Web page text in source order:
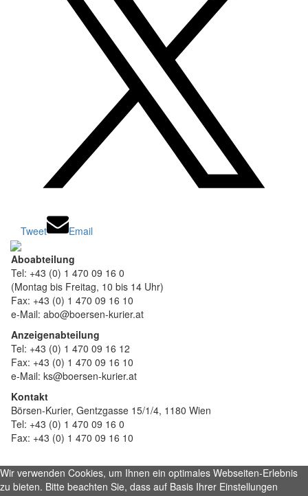
Tweet Email
Aboabteilung
Tel: +43 (0) 1 470 09 16 0
(Montag bis Freitag, 10 bis 14 Uhr)
Fax: +43 (0) 1 470 09 16 10
e-Mail: abo@boersen-kurier.at
Anzeigenabteilung
Tel: +43 (0) 1 470 09 16 12
Fax: +43 (0) 1 470 09 16 10
e-Mail: ks@boersen-kurier.at
Kontakt
Börsen-Kurier, Gentzgasse 15/1/4, 1180 Wien
Tel: +43 (0) 1 470 09 16 0
Fax: +43 (0) 1 470 09 16 10
Wir verwenden Cookies, um Ihnen ein optimales Webseiten-Erlebnis
zu bieten. Bitte beachten Sie, dass auf Basis Ihrer Einstellungen